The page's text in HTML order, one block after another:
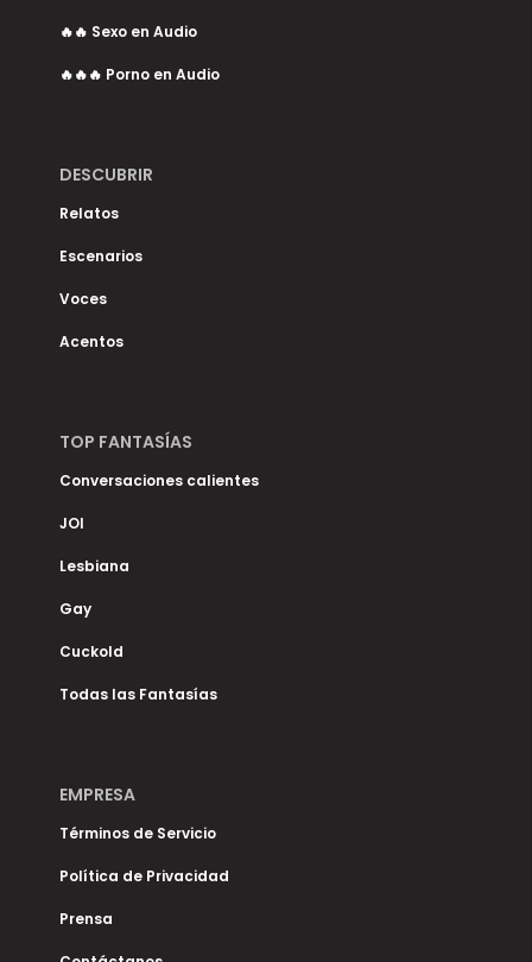
🔥🔥 Sexo en Audio
🔥🔥🔥 Porno en Audio
DESCUBRIR
Relatos
Escenarios
Voces
Acentos
TOP FANTASÍAS
Conversaciones calientes
JOI
Lesbiana
Gay
Cuckold
Todas las Fantasías
EMPRESA
Términos de Servicio
Política de Privacidad
Prensa